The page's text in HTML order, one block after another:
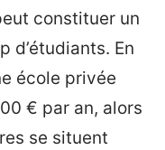
constituer un
d’étudiants. En
école privée
€ par an, alors
se situent